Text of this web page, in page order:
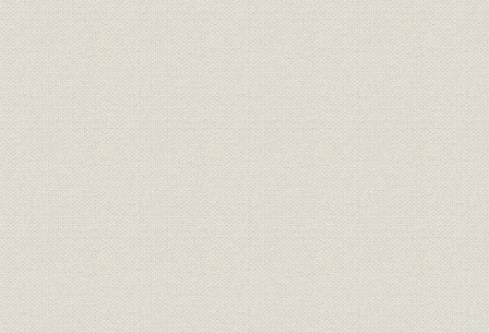
設備
明電舎の誕生と「モートルの明
電」 1897●明治30年→大正5年
●1916
大正3年
年)